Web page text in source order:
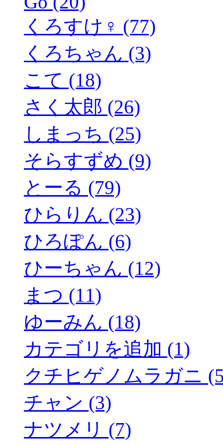
くろすけ♀ (77)
くろちゃん (3)
こて (18)
さく太郎 (26)
しまっち (25)
そらすずめ (9)
とーる (79)
ひらりん (23)
ひろぽん (6)
ひーちゃん (12)
まつ (11)
ゆーみん (18)
カテゴリを追加 (1)
クチヒゲノムラガニ
チャン (3)
ナツメリ (7)